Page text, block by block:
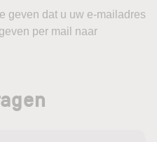
geven dat u uw e-mailadres
per mail naar